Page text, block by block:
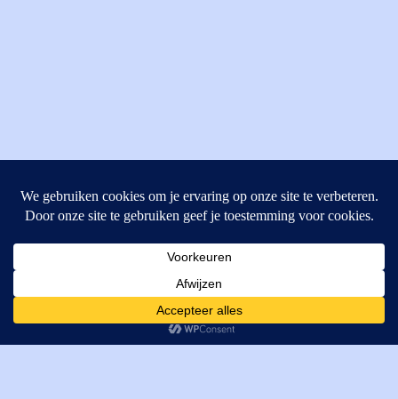
4462GE, Goes
T: +31 (0) 111-484438
M:parts@mitechniek.nl
VAT: NL862802295B01
Cookies helpen ons bij het leveren van onze diensten. Door
gebruik te maken van onze diensten, gaat u akkoord met ons
gebruik van cookies.